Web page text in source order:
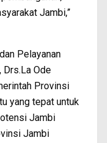
Jambi,”
Pelayanan
Drs.La Ode
Provinsi
yang tepat untuk
Jambi
Jambi